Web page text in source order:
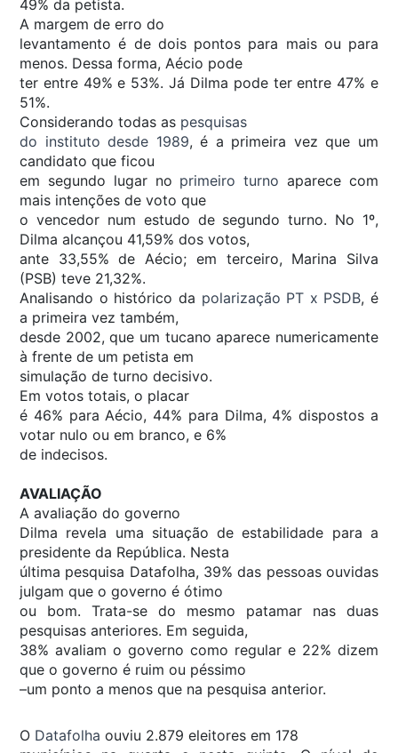
49% da petista.
A margem de erro do
levantamento é de dois pontos para mais ou para
menos. Dessa forma, Aécio pode
ter entre 49% e 53%. Já Dilma pode ter entre 47% e
51%.
Considerando todas as pesquisas
do instituto desde 1989, é a primeira vez que um
candidato que ficou
em segundo lugar no primeiro turno aparece com
mais intenções de voto que
o vencedor num estudo de segundo turno. No 1º,
Dilma alcançou 41,59% dos votos,
ante 33,55% de Aécio; em terceiro, Marina Silva
(PSB) teve 21,32%.
Analisando o histórico da polarização PT x PSDB, é
a primeira vez também,
desde 2002, que um tucano aparece numericamente
à frente de um petista em
simulação de turno decisivo.
Em votos totais, o placar
é 46% para Aécio, 44% para Dilma, 4% dispostos a
votar nulo ou em branco, e 6%
de indecisos.
AVALIAÇÃO
A avaliação do governo
Dilma revela uma situação de estabilidade para a
presidente da República. Nesta
última pesquisa Datafolha, 39% das pessoas ouvidas
julgam que o governo é ótimo
ou bom. Trata-se do mesmo patamar nas duas
pesquisas anteriores. Em seguida,
38% avaliam o governo como regular e 22% dizem
que o governo é ruim ou péssimo
–um ponto a menos que na pesquisa anterior.
O Datafolha ouviu 2.879 eleitores em 178